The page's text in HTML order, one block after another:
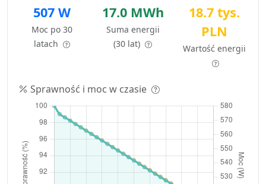
507 W
Moc po 30
latach
17.0 MWh
Suma energii
(30 lat)
18.7 tys.
PLN
Wartość energii
Sprawność i moc w czasie